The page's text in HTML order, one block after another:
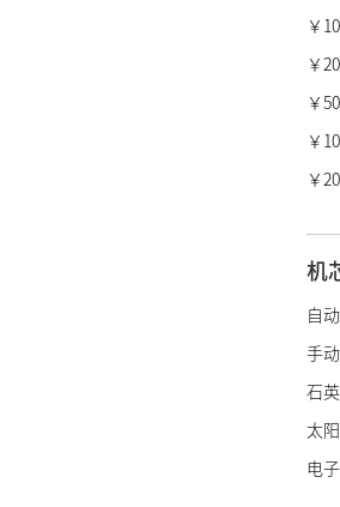
梵
昆仑
萧邦
瑞宝
冠
迪奥
宝
博
绰美
古驰
￥
￥
￥
￥
￥
机
自
手
石
太
电